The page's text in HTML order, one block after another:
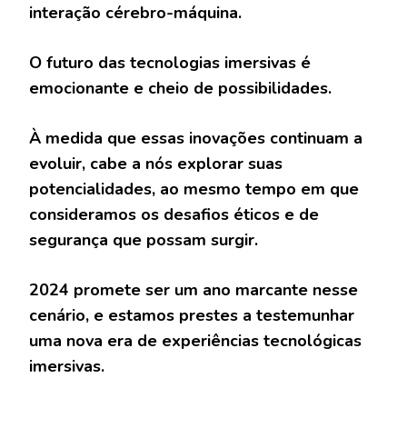
interação cérebro-máquina.
O futuro das tecnologias imersivas é
emocionante e cheio de possibilidades.
À medida que essas inovações continuam a
evoluir, cabe a nós explorar suas
potencialidades, ao mesmo tempo em que
consideramos os desafios éticos e de
segurança que possam surgir.
2024 promete ser um ano marcante nesse
cenário, e estamos prestes a testemunhar
uma nova era de experiências tecnológicas
imersivas.